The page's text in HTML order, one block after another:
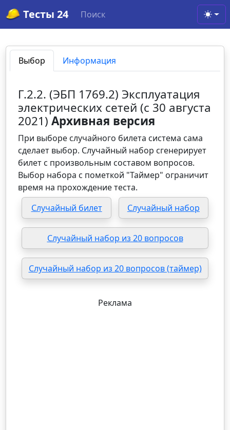
Тесты 24 Поиск
Выбор Информация
Г.2.2. (ЭБП 1769.2) Эксплуатация
электрических сетей (с 30 августа
2021)Архивная версия
При выборе случайного билета система сама
сделает выбор. Случайный набор сгенерирует
билет с произвольным составом вопросов.
Выбор набора с пометкой "Таймер" ограничит
время на прохождение теста.
Случайный билет
Случайный набор
Случайный набор из 20 вопросов
Случайный набор из 20 вопросов (таймер)
Реклама